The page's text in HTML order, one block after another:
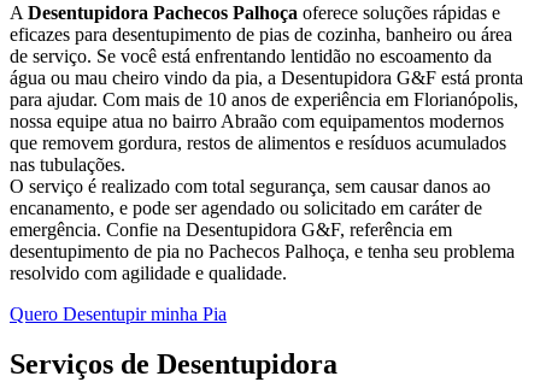
A Desentupidora Pachecos Palhoça oferece soluções rápidas e
eficazes para desentupimento de pias de cozinha, banheiro ou área
de serviço. Se você está enfrentando lentidão no escoamento da
água ou mau cheiro vindo da pia, a Desentupidora G&F está pronta
para ajudar. Com mais de 10 anos de experiência em Florianópolis,
nossa equipe atua no bairro Abraão com equipamentos modernos
que removem gordura, restos de alimentos e resíduos acumulados
nas tubulações.
O serviço é realizado com total segurança, sem causar danos ao
encanamento, e pode ser agendado ou solicitado em caráter de
emergência. Confie na Desentupidora G&F, referência em
desentupimento de pia no Pachecos Palhoça, e tenha seu problema
resolvido com agilidade e qualidade.
Quero Desentupir minha Pia
Serviços de Desentupidora